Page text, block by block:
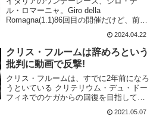
ル・ロマーニャ。Giro della
Romagna(1.1)86回目の開催だけど、前回
開催は2011年。実に13年ぶりの復活レー
ス。ルーゴ～テッラ・デル・ソーレ
196km決勝は、テッラ・デル・ソーレで
の...
2024.04.22
クリス・フルームは辞めろという
批判に動画で反撃!
クリス・フルームは、すでに2年前になろ
うといている クリテリウム・デュ・ドー
フィネでのケガからの回復を目指してい
る。あれだけのケガをしてからの回復な
ので時間がかかるのは当たり前だ。だけ
2021.05.07